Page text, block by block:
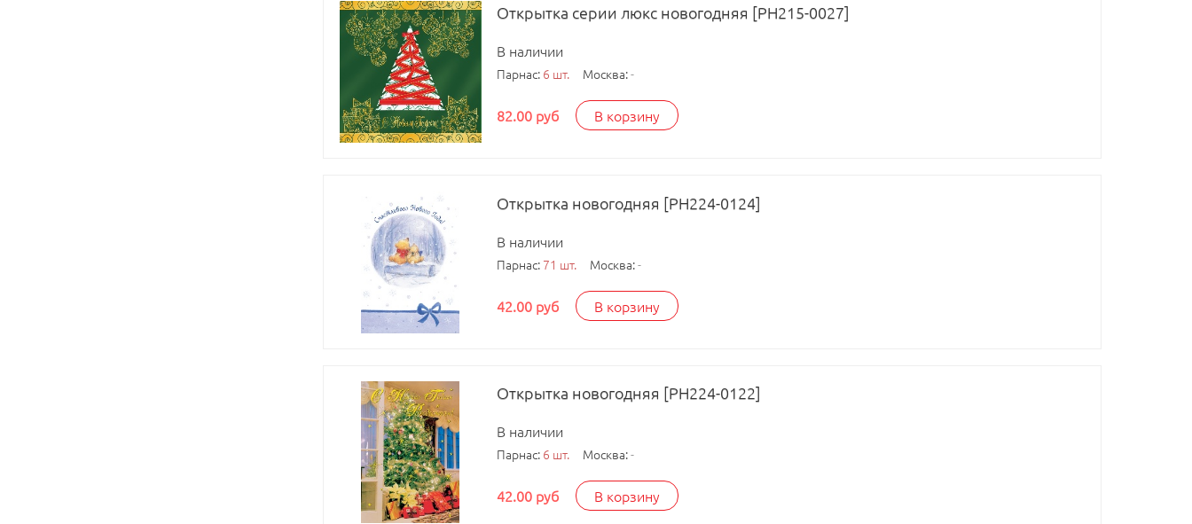
Открытка серии люкс новогодняя [РН215-0027]
В наличии
Парнас: 6 шт. Москва:-
82.00 руб В корзину
Открытка новогодняя [РН224-0124]
В наличии
Парнас: 71 шт. Москва:-
42.00 руб В корзину
Открытка новогодняя [РН224-0122]
В наличии
Парнас: 6 шт. Москва:-
42.00 руб В корзину